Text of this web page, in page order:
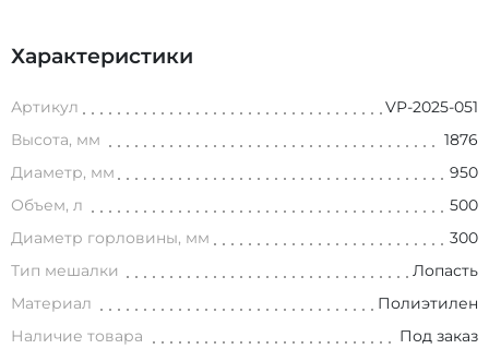
Характеристики
Артикул
VP-2025-051
Высота, мм
1876
Диаметр, мм
950
Объем, л
500
Диаметр горловины, мм
300
Тип мешалки
Лопасть
Материал
Полиэтилен
Наличие товара
Под заказ